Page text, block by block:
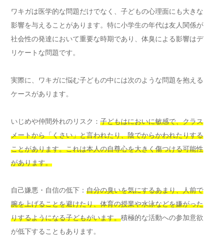
ワキガは医学的な問題だけでなく、子どもの心理面にも大きな
影響を与えることがあります。特に小学生の年代は友人関係が
社会性の発達において重要な時期であり、体臭による影響はデ
リケートな問題です。
実際に、ワキガに悩む子どもの中には次のような問題を抱える
ケースがあります。
いじめや仲間外れのリスク： 子どもはにおいに敏感で、クラス
メートから「くさい」と言われたり、陰でからかわれたりする
ことがあります。これは本人の自尊心を大きく傷つける可能性
があります。
自己嫌悪・自信の低下： 自分の臭いを気にするあまり、人前で
腕を上げることを避けたり、体育の授業や水泳などを嫌がった
りするようになる子どもがいます。積極的な活動への参加意欲
が低下することもあります。